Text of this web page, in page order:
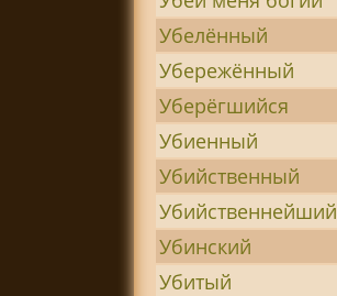
Убелённый
Убережённый
Уберёгшийся
Убиенный
Убийственный
Убийственнейший
Убинский
Убитый